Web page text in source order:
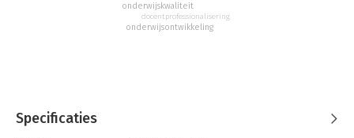
onderwijskwaliteit
docentprofessionalisering
onderwijsontwikkeling
Specificaties